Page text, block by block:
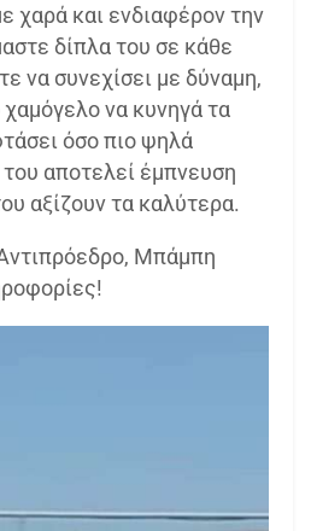
χαρά και ενδιαφέρον την
δίπλα του σε κάθε
να συνεχίσει με δύναμη,
χαμόγελο να κυνηγά τα
όσο πιο ψηλά
αποτελεί έμπνευση
αξίζουν τα καλύτερα.
Μπάμπη